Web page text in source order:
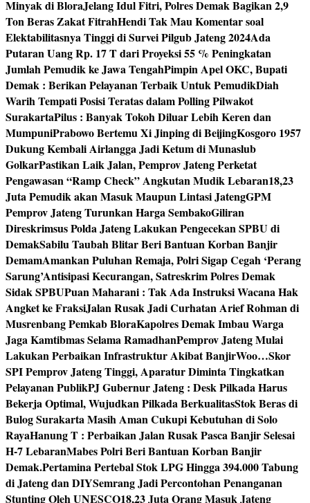
Minyak di BloraJelang Idul Fitri, Polres Demak Bagikan 2,9
Ton Beras Zakat FitrahHendi Tak Mau Komentar soal
Elektabilitasnya Tinggi di Survei Pilgub Jateng 2024Ada
Putaran Uang Rp. 17 T dari Proyeksi 55 % Peningkatan
Jumlah Pemudik ke Jawa TengahPimpin Apel OKC, Bupati
Demak : Berikan Pelayanan Terbaik Untuk PemudikDiah
Warih Tempati Posisi Teratas dalam Polling Pilwakot
SurakartaPilus : Banyak Tokoh Diluar Lebih Keren dan
MumpuniPrabowo Bertemu Xi Jinping di BeijingKosgoro 1957
Dukung Kembali Airlangga Jadi Ketum di Munaslub
GolkarPastikan Laik Jalan, Pemprov Jateng Perketat
Pengawasan “Ramp Check” Angkutan Mudik Lebaran18,23
Juta Pemudik akan Masuk Maupun Lintasi JatengGPM
Pemprov Jateng Turunkan Harga SembakoGiliran
Direskrimsus Polda Jateng Lakukan Pengecekan SPBU di
DemakSabilu Taubah Blitar Beri Bantuan Korban Banjir
DemamAmankan Puluhan Remaja, Polri Sigap Cegah ‘Perang
Sarung’Antisipasi Kecurangan, Satreskrim Polres Demak
Sidak SPBUPuan Maharani : Tak Ada Instruksi Wacana Hak
Angket ke FraksiJalan Rusak Jadi Curhatan Arief Rohman di
Musrenbang Pemkab BloraKapolres Demak Imbau Warga
Jaga Kamtibmas Selama RamadhanPemprov Jateng Mulai
Lakukan Perbaikan Infrastruktur Akibat BanjirWoo…Skor
SPI Pemprov Jateng Tinggi, Aparatur Diminta Tingkatkan
Pelayanan PublikPJ Gubernur Jateng : Desk Pilkada Harus
Bekerja Optimal, Wujudkan Pilkada BerkualitasStok Beras di
Bulog Surakarta Masih Aman Cukupi Kebutuhan di Solo
RayaHanung T : Perbaikan Jalan Rusak Pasca Banjir Selesai
H-7 LebaranMabes Polri Beri Bantuan Korban Banjir
Demak.Pertamina Pertebal Stok LPG Hingga 394.000 Tabung
di Jateng dan DIYSemrang Jadi Percontohan Penanganan
Stunting Oleh UNESCO18,23 Juta Orang Masuk Jateng